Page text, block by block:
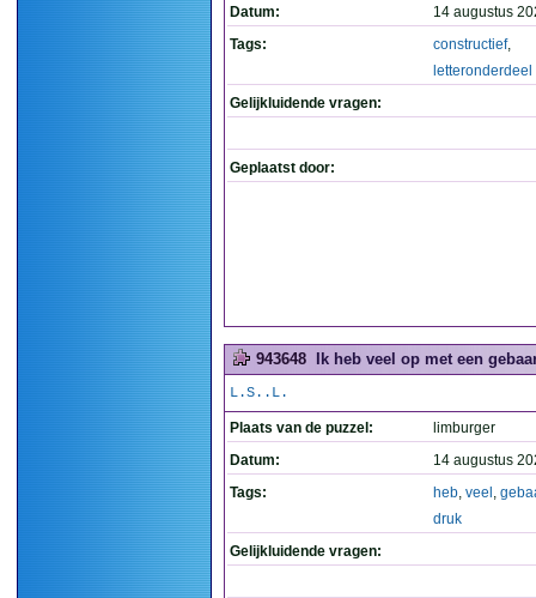
Datum:
14 augustus
Tags:
constructief,
letteronderdeel
Gelijkluidende vragen:
Geplaatst door:
943648 Ik heb veel op met een
L.S..L.
Plaats van de puzzel:
limburger
Datum:
14 augustus
Tags:
heb, veel ,
druk
Gelijkluidende vragen: